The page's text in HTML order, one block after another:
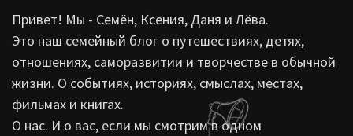
Привет! Мы - Семён, Ксения, Даня и Лёва.
Это наш семейный блог о путешествиях, детях,
отношениях, саморазвитии и творчестве в обычной
жизни. О событиях, историях, смыслах, местах,
фильмах и книгах.
О нас. И о вас, если мы смотрим в одном